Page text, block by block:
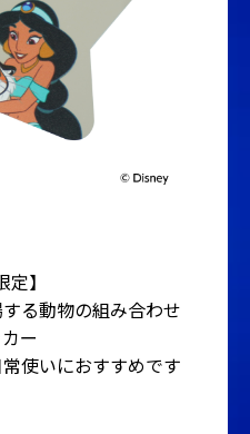
】
る動物の組み合わせ
ー
使いにおすすめです